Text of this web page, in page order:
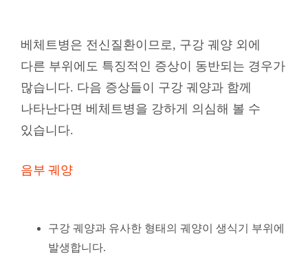
베체트병은 전신질환이므로, 구강 궤양 외에
다른 부위에도 특징적인 증상이 동반되는 경우가
많습니다. 다음 증상들이 구강 궤양과 함께
나타난다면 베체트병을 강하게 의심해 볼 수
있습니다.
음부 궤양
구강 궤양과 유사한 형태의 궤양이 생식기 부위에
발생합니다.